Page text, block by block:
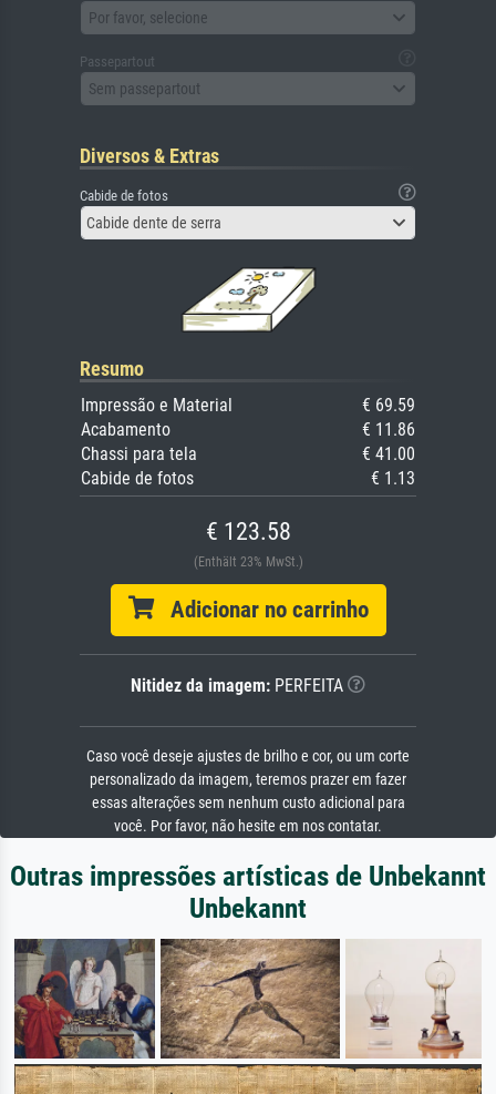
Por favor, selecione
Passepartout
Sem passepartout
Diversos & Extras
Cabide de fotos
Cabide dente de serra
Resumo
Impressão e Material
€ 69.59
Acabamento
€ 11.86
Chassi para tela
€ 41.00
Cabide de fotos
€ 1.13
€ 123.58
(Enthält 23% MwSt.)
Adicionar no carrinho
Nitidez da imagem: PERFEITA
Caso você deseje ajustes de brilho e cor, ou um corte
personalizado da imagem, teremos prazer em fazer
essas alterações sem nenhum custo adicional para
você. Por favor, não hesite em nos contatar.
Outras impressões artísticas de Unbekannt
Unbekannt